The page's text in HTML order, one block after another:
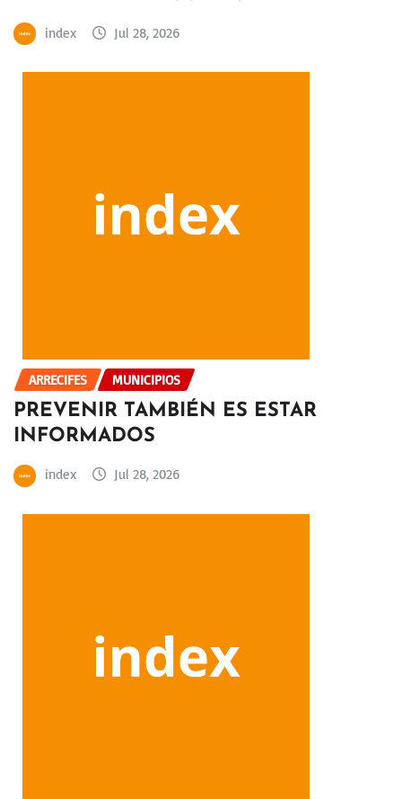
index Jul 28, 2026
ARRECIFES MUNICIPIOS
PREVENIR TAMBIÉN ES ESTAR
INFORMADOS
index Jul 28, 2026